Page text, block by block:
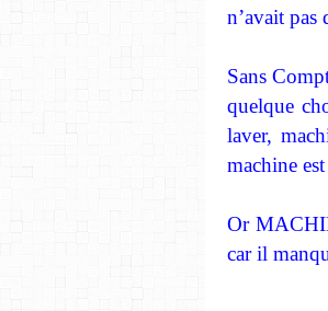
n’avait
Sans
quelque
laver,
machine
Or
car il